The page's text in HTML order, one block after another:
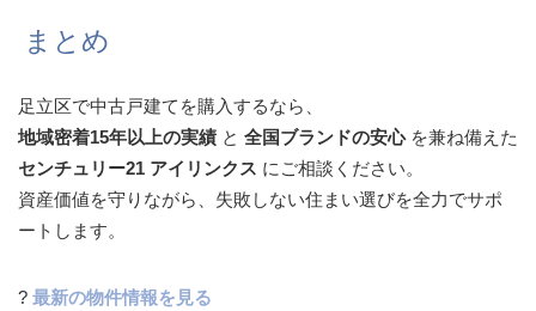
まとめ
足立区で中古戸建てを購入するなら、
地域密着15年以上の実績 と 全国ブランドの安心を兼ね備えた
センチュリー21 アイリンクス にご相談ください。
資産価値を守りながら、失敗しない住まい選びを全力でサポ
ートします。
? 最新の物件情報を見る